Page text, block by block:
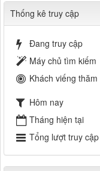
Thống kê truy cập
Đang truy cập
Máy chủ tìm kiếm
Khách viếng thăm
Hôm nay
Tháng hiện tại
Tổng lượt truy cập